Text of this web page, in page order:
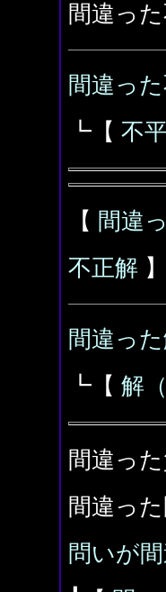
間違っ
間違っ
┗【 不平
【 間違
不正解 】
間違っ
┗【 解
間違っ
間違っ
問いが